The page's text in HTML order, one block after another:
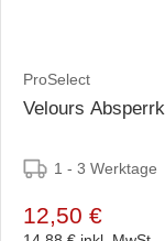
ProSelect
Velours
1 - 3 Werktage
12,50 €